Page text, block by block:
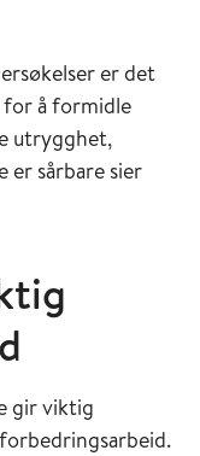
er det
for å formidle
utrygghet,
er sårbare sier
gir viktig